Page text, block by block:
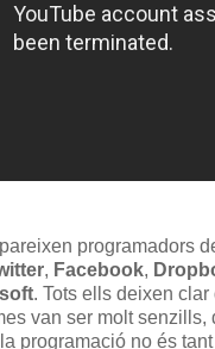
programadors
, Facebook,
. Tots ells deixen
van ser molt senzills,
programació no és